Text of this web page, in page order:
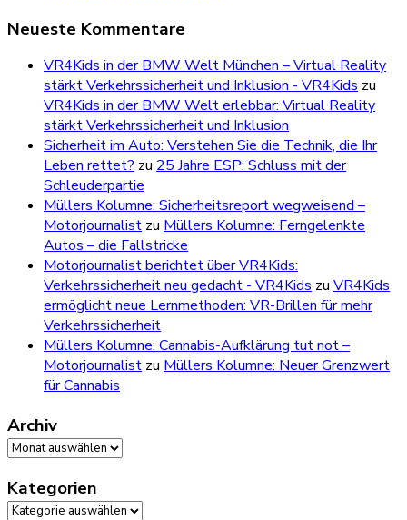
Neueste Kommentare
VR4Kids in der BMW Welt München – Virtual Reality
stärkt Verkehrssicherheit und Inklusion - VR4Kids zu
VR4Kids in der BMW Welt erlebbar: Virtual Reality
stärkt Verkehrssicherheit und Inklusion
Sicherheit im Auto: Verstehen Sie die Technik, die Ihr
Leben rettet? zu 25 Jahre ESP: Schluss mit der
Schleuderpartie
Müllers Kolumne: Sicherheitsreport wegweisend –
Motorjournalist zu Müllers Kolumne: Ferngelenkte
Autos – die Fallstricke
Motorjournalist berichtet über VR4Kids:
Verkehrssicherheit neu gedacht - VR4Kids zu VR4Kids
ermöglicht neue Lernmethoden: VR-Brillen für mehr
Verkehrssicherheit
Müllers Kolumne: Cannabis-Aufklärung tut not –
Motorjournalist zu Müllers Kolumne: Neuer Grenzwert
für Cannabis
Archiv
Archiv
Kategorien
Kategorien